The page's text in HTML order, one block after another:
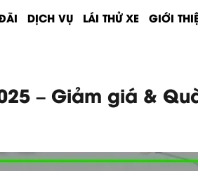
DỊCH VỤ LÁI THỬ XE GIỚI
– Giảm giá &